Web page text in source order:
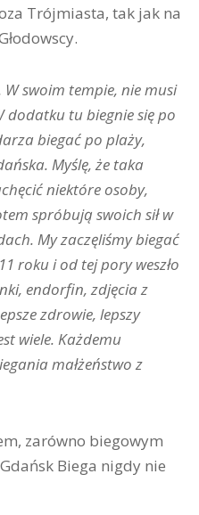
Trójmiasta, tak jak na
W swoim tempie, nie musi
dodatku tu biegnie się po
biegać po plaży,
Myślę, że taka
niektóre osoby,
spróbują swoich sił w
My zaczęliśmy biegać
roku i od tej pory weszło
endorfin, zdjęcia z
zdrowie, lepszy
wiele. Każdemu
małżeństwo z
zarówno biegowym
Biega nigdy nie